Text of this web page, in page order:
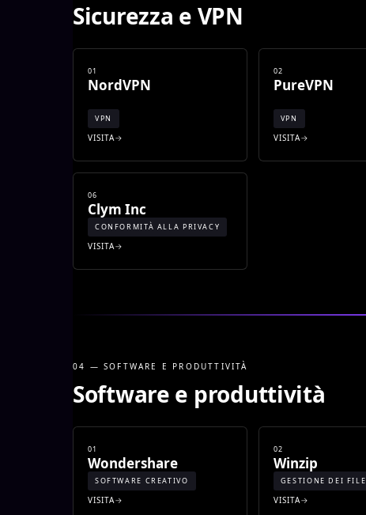
Sicurezza e VPN
01
NordVPN
VPN
VISITA
02
PureVPN
VPN
VISITA
06
Clym Inc
CONFORMITÀ ALLA PRIVACY
VISITA
04 — SOFTWARE E PRODUTTIVITÀ
Software e produttività
01
Wondershare
SOFTWARE CREATIVO
VISITA
02
Winzip
GESTIONE DEI FILE
VISITA